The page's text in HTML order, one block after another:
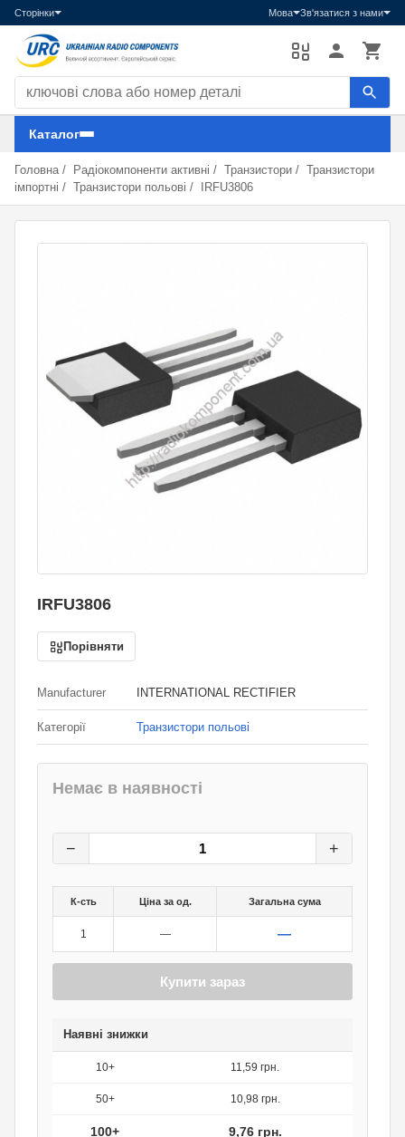
Сторінки Мова Зв'язатися з нами
Пошук компонентів
Каталог
Головна / Радіокомпоненти активні / Транзистори / Транзистори
імпортні / Транзистори польові / IRFU3806
IRFU3806
Порівняти
Manufacturer INTERNATIONAL RECTIFIER
Категорії Транзистори польові
Немає в наявності
− +
К-сть Ціна за од. Загальна сума
1 — —
Купити зараз
Наявні знижки
10+ 11,59 грн.
50+ 10,98 грн.
100+ 9,76 грн.